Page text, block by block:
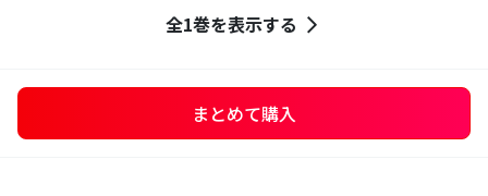
全1巻を表示する
まとめて購入